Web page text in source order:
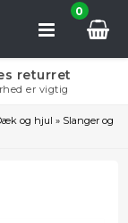
0
returret
er vigtig
og hjul» Slanger og